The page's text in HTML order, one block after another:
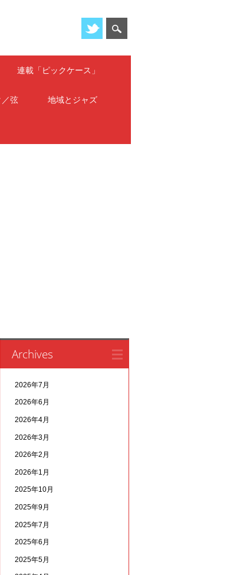
連載「ピックケース」
弦 地域とジャズ
Archives
2026年7月
2026年6月
2026年4月
2026年3月
2026年2月
2026年1月
2025年10月
2025年9月
2025年7月
2025年6月
2025年5月